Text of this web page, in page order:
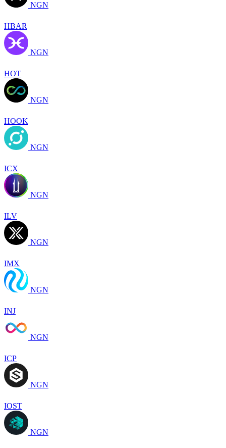
NGN
HBAR
NGN
HOT
NGN
HOOK
NGN
ICX
NGN
ILV
NGN
IMX
NGN
INJ
NGN
ICP
NGN
IOST
NGN